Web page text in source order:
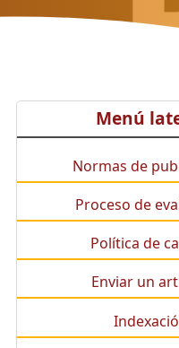
Menú
Normas de
Proceso de
Política de
Enviar un